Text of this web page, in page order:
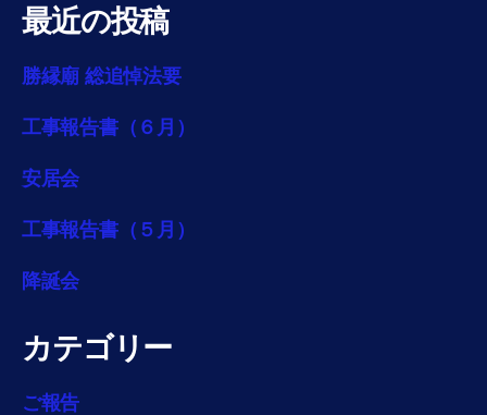
最近の投稿
勝縁廟 総追悼法要
工事報告書（６月）
安居会
工事報告書（５月）
降誕会
カテゴリー
ご報告